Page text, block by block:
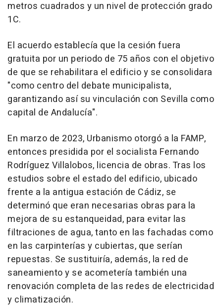
metros cuadrados y un nivel de protección grado
1C.
El acuerdo establecía que la cesión fuera
gratuita por un periodo de 75 años con el objetivo
de que se rehabilitara el edificio y se consolidara
"como centro del debate municipalista,
garantizando así su vinculación con Sevilla como
capital de Andalucía".
En marzo de 2023, Urbanismo otorgó a la FAMP,
entonces presidida por el socialista Fernando
Rodríguez Villalobos, licencia de obras. Tras los
estudios sobre el estado del edificio, ubicado
frente a la antigua estación de Cádiz, se
determinó que eran necesarias obras para la
mejora de su estanqueidad, para evitar las
filtraciones de agua, tanto en las fachadas como
en las carpinterías y cubiertas, que serían
repuestas. Se sustituiría, además, la red de
saneamiento y se acometería también una
renovación completa de las redes de electricidad
y climatización.